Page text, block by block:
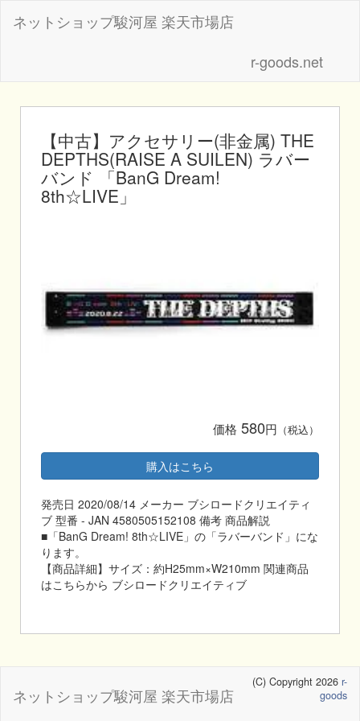
ネットショップ駿河屋 楽天市場店
r-goods.net
【中古】アクセサリー(非金属) THE
DEPTHS(RAISE A SUILEN) ラバー
バンド 「BanG Dream!
8th☆LIVE」
価格 580円 （税込）
購入はこちら
発売日 2020/08/14 メーカー ブシロードクリエイティ
ブ 型番 - JAN 4580505152108 備考 商品解説
■「BanG Dream! 8th☆LIVE」の「ラバーバンド」にな
ります。
【商品詳細】サイズ：約H25mm×W210mm 関連商品
はこちらから ブシロードクリエイティブ
ネットショップ駿河屋 楽天市場店
(C) Copyright 2026 r-
goods